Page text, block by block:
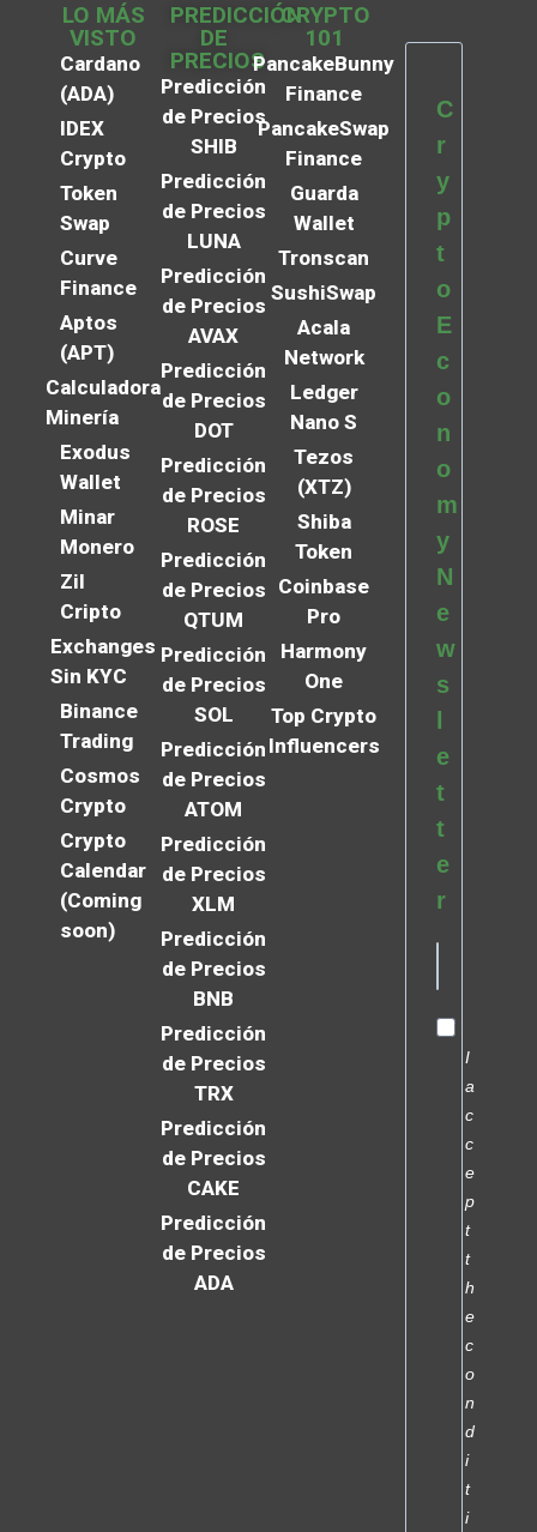
LO MÁS
VISTO
Cardano
(ADA)
IDEX
Crypto
Token
Swap
Curve
Finance
Aptos
(APT)
Calculadora
Minería
Exodus
Wallet
Minar
Monero
Zil
Cripto
Exchanges
Sin KYC
Binance
Trading
Cosmos
Crypto
Crypto
Calendar
(Coming
soon)
PREDICCIÓN
DE
PRECIOS
Predicción
de Precios
SHIB
Predicción
de Precios
LUNA
Predicción
de Precios
AVAX
Predicción
de Precios
DOT
Predicción
de Precios
ROSE
Predicción
de Precios
QTUM
Predicción
de Precios
SOL
Predicción
de Precios
ATOM
Predicción
de Precios
XLM
Predicción
de Precios
BNB
Predicción
de Precios
TRX
Predicción
de Precios
CAKE
Predicción
de Precios
ADA
CRYPTO
101
PancakeBunny
Finance
PancakeSwap
Finance
Guarda
Wallet
Tronscan
SushiSwap
Acala
Network
Ledger
Nano S
Tezos
(XTZ)
Shiba
Token
Coinbase
Pro
Harmony
One
Top Crypto
Influencers
C
r
y
p
t
o
E
c
o
n
o
m
y
N
e
w
s
e
t
t
e
r
I
a
c
c
e
p
t
t
h
e
c
o
n
d
i
t
i